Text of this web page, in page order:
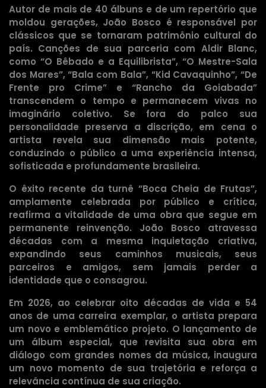
Autor de mais de 40 álbuns e de um repertório que
moldou gerações, João Bosco é responsável por
clássicos que se tornaram patrimônio cultural do
país. Canções de sua parceria com Aldir Blanc,
como “O Bêbado e a Equilibrista”, “O Mestre-Sala
dos Mares”, “Bala com Bala”, “Kid Cavaquinho”, “De
Frente pro Crime” e “Rancho da Goiabada”
transcendem o tempo e permanecem vivas no
imaginário coletivo. Se fora do palco sua
personalidade preserva a discrição, em cena o
artista revela sua dimensão mais potente,
conduzindo o público a uma experiência intensa,
sofisticada e profundamente brasileira.
O êxito recente da turnê “Boca Cheia de Frutas”,
amplamente celebrada por público e crítica,
reafirma a vitalidade de uma obra que segue em
permanente reinvenção. João Bosco atravessa
décadas com a mesma inquietação criativa,
expandindo seus caminhos musicais, seus
parceiros e amigos, sem jamais perder a
identidade que o consagrou.
Em 2026, ao celebrar oito décadas de vida e 54
anos de uma carreira exemplar, o artista prepara
um novo e emblemático projeto. O lançamento de
um álbum especial, que revisita sua obra em
diálogo com grandes nomes da música, inaugura
um novo momento de sua trajetória e reforça a
relevância contínua de sua criação.